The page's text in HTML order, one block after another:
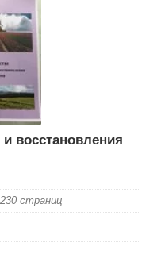
восстановления
страниц